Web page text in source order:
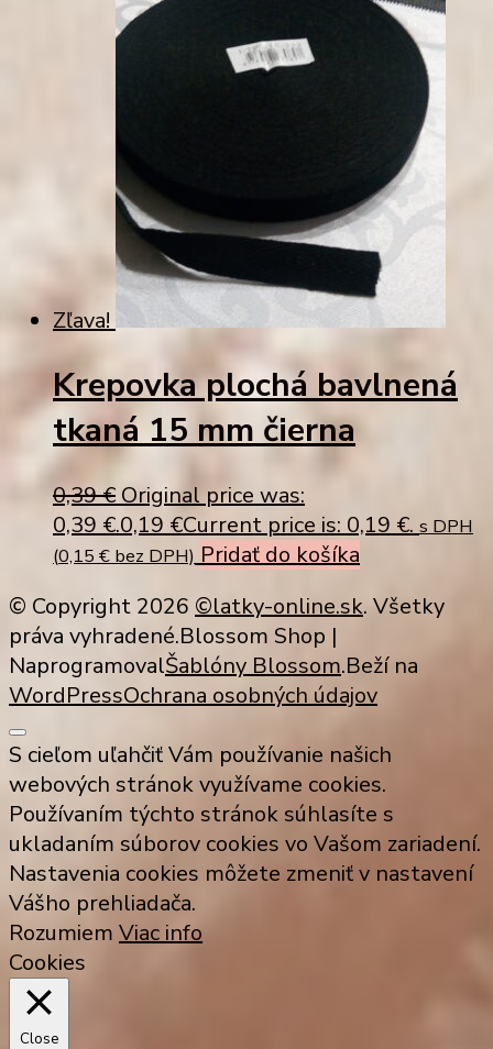
Zľava!
Krepovka plochá bavlnená
tkaná 15 mm čierna
0,39€ Original price was:
0,39 €.0,19 €Current price is: 0,19 €. s DPH
(0,15 € bez DPH) Pridať do košíka
© Copyright 2026 ©latky-online.sk. Všetky
práva vyhradené.Blossom Shop |
NaprogramovalŠablóny Blossom.Beží na
WordPressOchrana osobných údajov
S cieľom uľahčiť Vám používanie našich
webových stránok využívame cookies.
Používaním týchto stránok súhlasíte s
ukladaním súborov cookies vo Vašom zariadení.
Nastavenia cookies môžete zmeniť v nastavení
Vášho prehliadača.
Rozumiem Viac info
Cookies
Close